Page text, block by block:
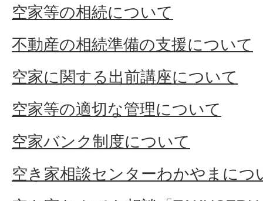
空家等の相続について
不動産の相続準備の支援について
空家に関する出前講座について
空家等の適切な管理について
空家バンク制度について
空き家相談センターわかやまにつ